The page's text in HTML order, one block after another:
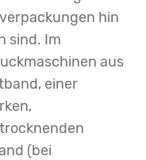
hin
sind. Im
aus
einer
(bei